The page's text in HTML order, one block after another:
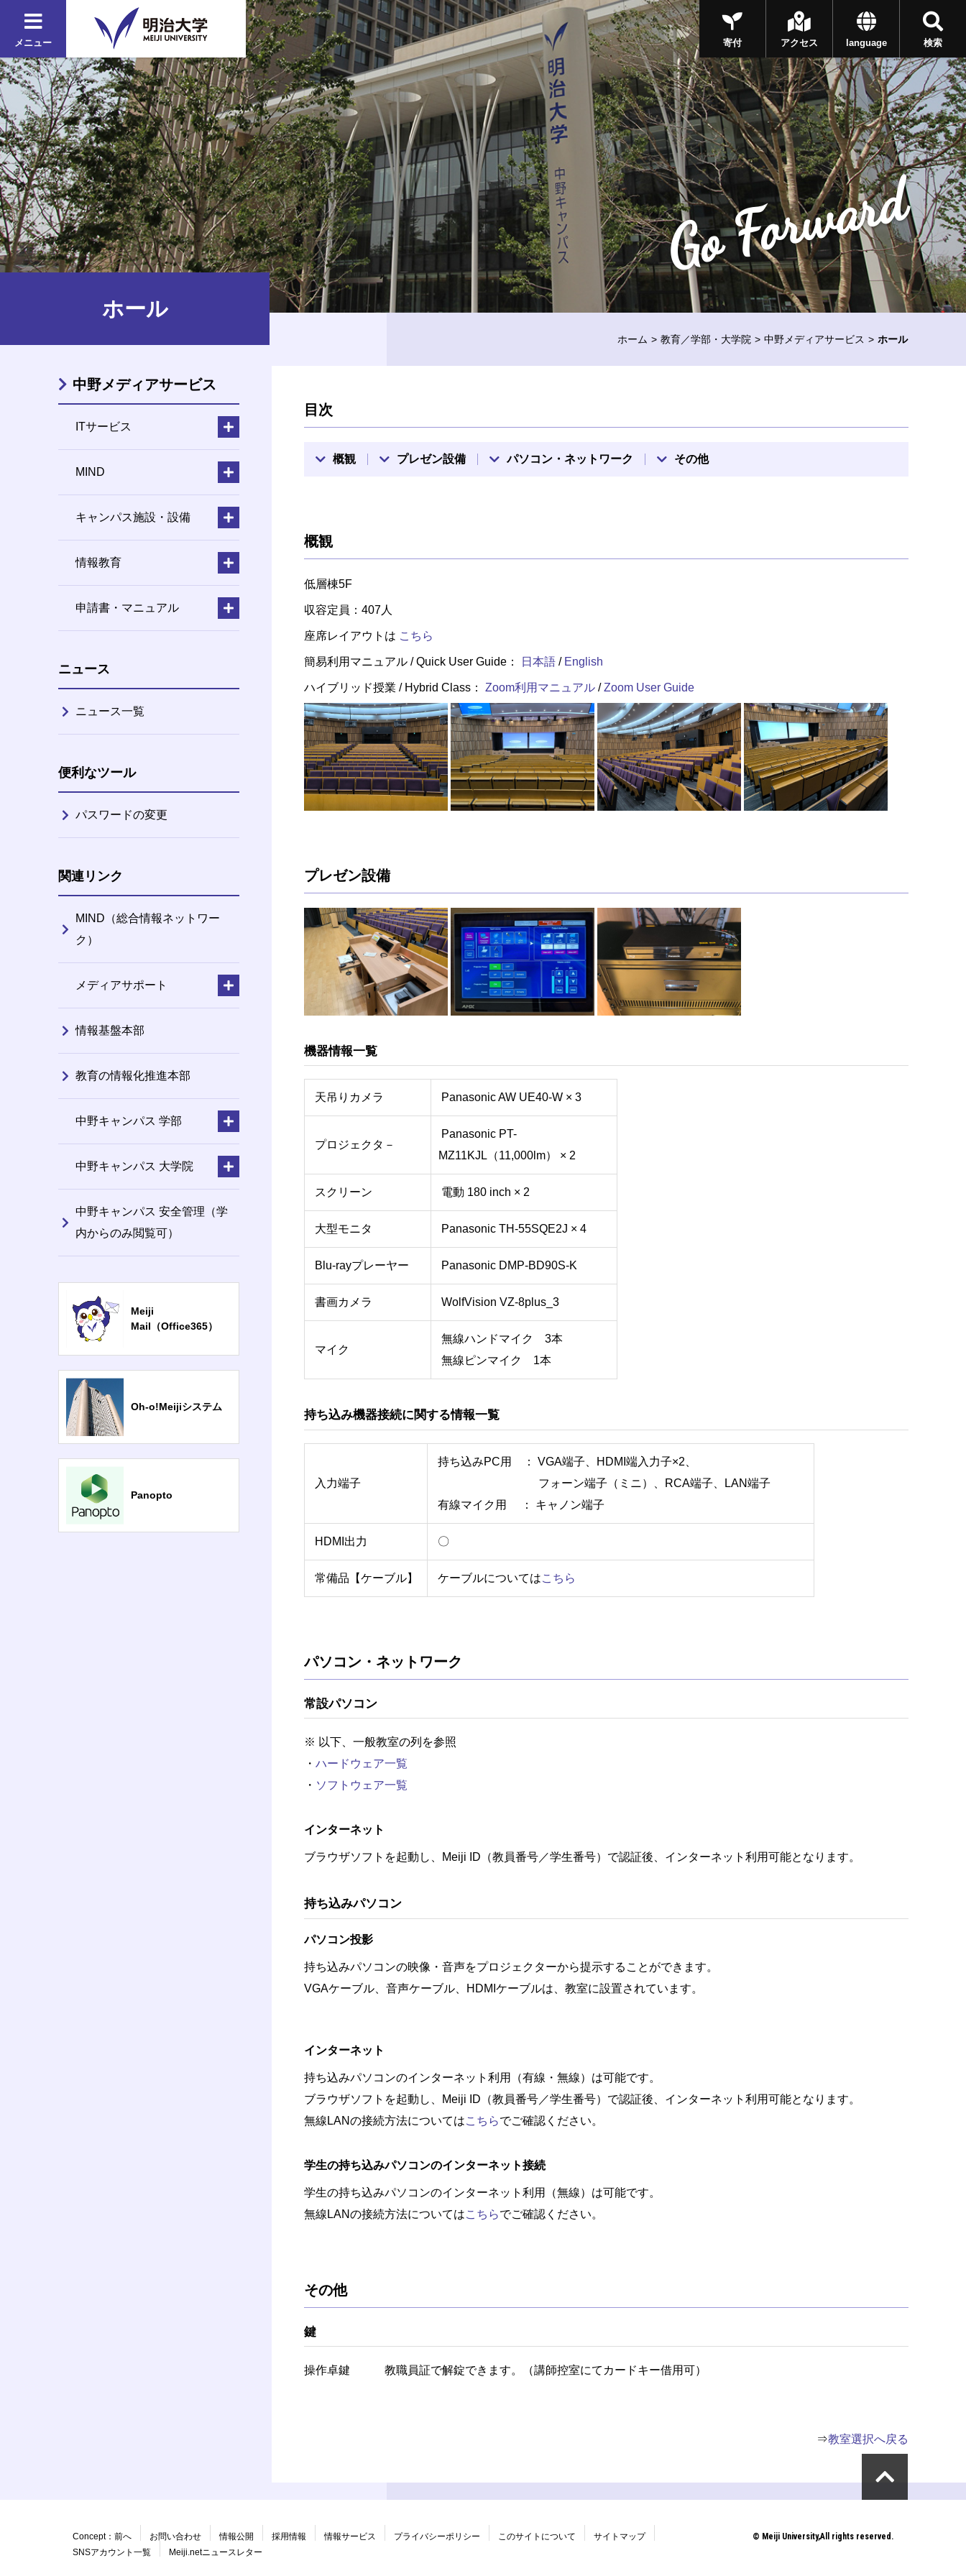
メニュー 検索
language
アクセス
寄付
Go Forward
ホール
ホーム 教育／学部・大学院 中野メディアサービス ホール
目次
概観 プレゼン設備 パソコン・ネットワーク その他
概観
低層棟5F
収容定員：407人
座席レイアウトは こちら
簡易利用マニュアル / Quick User Guide： 日本語 / English
ハイブリッド授業 / Hybrid Class：Zoom利用マニュアル /Zoom User Guide
プレゼン設備
機器情報一覧
天吊りカメラ Panasonic AW UE40-W × 3
プロジェクタ－
Panasonic PT-
MZ11KJL（11,000lm） × 2
スクリーン 電動 180 inch × 2
大型モニタ Panasonic TH-55SQE2J × 4
Blu-rayプレーヤー Panasonic DMP-BD90S-K
書画カメラ WolfVision VZ-8plus_3
マイク
無線ハンドマイク 3本
無線ピンマイク 1本
持ち込み機器接続に関する情報一覧
入力端子
持ち込みPC用 ： VGA端子、HDMI端入力子×2、
フォーン端子（ミニ）、RCA端子、LAN端子
有線マイク用 ： キャノン端子
HDMI出力 〇
常備品【ケーブル】 ケーブルについてはこちら
パソコン・ネットワーク
常設パソコン
※ 以下、一般教室の列を参照
・ハードウェア一覧
・ ソフトウェア一覧
インターネット
ブラウザソフトを起動し、Meiji ID（教員番号／学生番号）で認証後、インターネット利用可能となります。
持ち込みパソコン
パソコン投影
持ち込みパソコンの映像・音声をプロジェクターから提示することができます。
VGAケーブル、音声ケーブル、HDMIケーブルは、教室に設置されています。
インターネット
持ち込みパソコンのインターネット利用（有線・無線）は可能です。
ブラウザソフトを起動し、Meiji ID（教員番号／学生番号）で認証後、インターネット利用可能となります。
無線LANの接続方法についてはこちらでご確認ください。
学生の持ち込みパソコンのインターネット接続
学生の持ち込みパソコンのインターネット利用（無線）は可能です。
無線LANの接続方法についてはこちらでご確認ください。
その他
鍵
操作卓鍵 教職員証で解錠できます。（講師控室にてカードキー借用可）
⇒教室選択へ戻る
中野メディアサービス
ITサービス
MIND
キャンパス施設・設備
情報教育
申請書・マニュアル
ニュース
ニュース一覧
便利なツール
パスワードの変更
関連リンク
MIND（総合情報ネットワー
ク）
メディアサポート
情報基盤本部
教育の情報化推進本部
中野キャンパス 学部
中野キャンパス 大学院
中野キャンパス 安全管理（学
内からのみ閲覧可）
Meiji
Mail（Office365）
Oh-o!Meijiシステム
Panopto
Concept：前へ お問い合わせ 情報公開 採用情報 情報サービス プライバシーポリシー このサイトについて
サイトマップ
SNSアカウント一覧
Meiji.netニュースレター
© Meiji University,All rights reserved.